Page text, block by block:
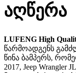
აღწერა
LUFENG High
წარმოადგენს
წინა ბამპერს,
2017, Jeep Wrangler